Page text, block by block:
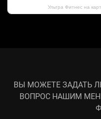
Ультра Фитнес на
ВЫ МОЖЕТЕ ЗАДАТЬ
ВОПРОС НАШИМ